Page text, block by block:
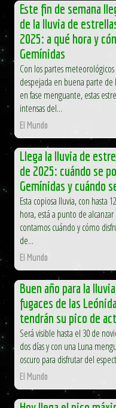
Este fin de semana
de la lluvia de
2025: a qué hora y
Gemínidas
Con los partes
despejada en buena parte de
en fase menguante, estas
intensas del...
El Mundo
Llega la lluvia de
de 2025: cuándo se
Gemínidas y cuándo
Esta copiosa lluvia, con hasta
hora, está a punto de
contamos cuándo y cómo
de...
El Mundo
Buen año para la
fugaces de las
tendrán su pico de
Será visible hasta el 30 de
dos días y con una Luna
oscuro para disfrutar del
El Mundo